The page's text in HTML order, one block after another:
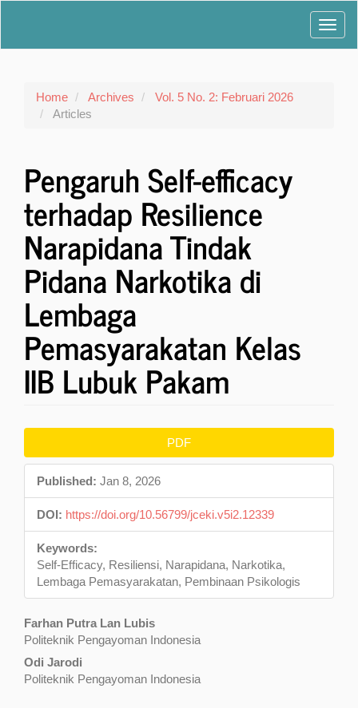
Home Archives
Vol. 5 No. 2: Februari 2026
Articles
Pengaruh Self-efficacy
terhadap Resilience
Narapidana Tindak
Pidana Narkotika di
Lembaga
Pemasyarakatan Kelas
IIB Lubuk Pakam
Article
Sidebar
PDF
Published: Jan 8, 2026
DOI: https://doi.org/10.56799/jceki.v5i2.12339
Keywords:
Self-Efficacy, Resiliensi, Narapidana, Narkotika,
Lembaga Pemasyarakatan, Pembinaan Psikologis
Main
Article
Content
Farhan Putra Lan Lubis
Politeknik Pengayoman Indonesia
Odi Jarodi
Politeknik Pengayoman Indonesia